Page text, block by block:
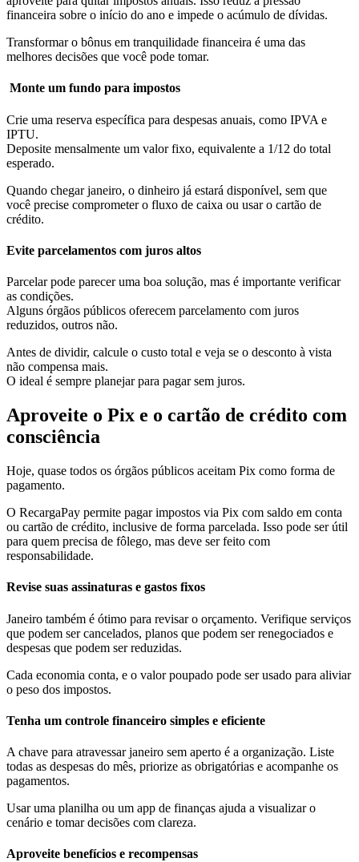
financeira sobre o início do ano e impede o acúmulo de dívidas.
Transformar o bônus em tranquilidade financeira é uma das
melhores decisões que você pode tomar.
Monte um fundo para impostos
Crie uma reserva específica para despesas anuais, como IPVA e
IPTU.
Deposite mensalmente um valor fixo, equivalente a 1/12 do total
esperado.
Quando chegar janeiro, o dinheiro já estará disponível, sem que
você precise comprometer o fluxo de caixa ou usar o cartão de
crédito.
Evite parcelamentos com juros altos
Parcelar pode parecer uma boa solução, mas é importante verificar
as condições.
Alguns órgãos públicos oferecem parcelamento com juros
reduzidos, outros não.
Antes de dividir, calcule o custo total e veja se o desconto à vista
não compensa mais.
O ideal é sempre planejar para pagar sem juros.
Aproveite o Pix e o cartão de crédito com
consciência
Hoje, quase todos os órgãos públicos aceitam Pix como forma de
pagamento.
O RecargaPay permite pagar impostos via Pix com saldo em conta
ou cartão de crédito, inclusive de forma parcelada. Isso pode ser útil
para quem precisa de fôlego, mas deve ser feito com
responsabilidade.
Revise suas assinaturas e gastos fixos
Janeiro também é ótimo para revisar o orçamento. Verifique serviços
que podem ser cancelados, planos que podem ser renegociados e
despesas que podem ser reduzidas.
Cada economia conta, e o valor poupado pode ser usado para aliviar
o peso dos impostos.
Tenha um controle financeiro simples e eficiente
A chave para atravessar janeiro sem aperto é a organização. Liste
todas as despesas do mês, priorize as obrigatórias e acompanhe os
pagamentos.
Usar uma planilha ou um app de finanças ajuda a visualizar o
cenário e tomar decisões com clareza.
Aproveite benefícios e recompensas